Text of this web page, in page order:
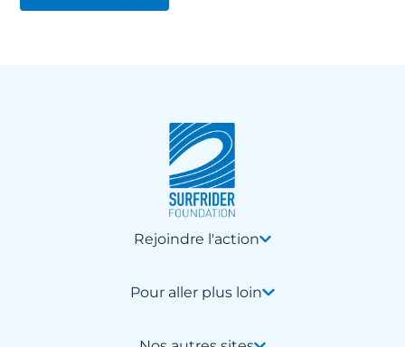
Rejoindre l'action
Pour aller plus loin